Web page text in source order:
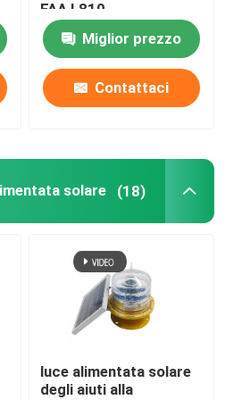
solare
aerei
FAA L810
Miglior prezzo
Contattaci
solare (18)
luce alimentata solare
degli aiuti alla